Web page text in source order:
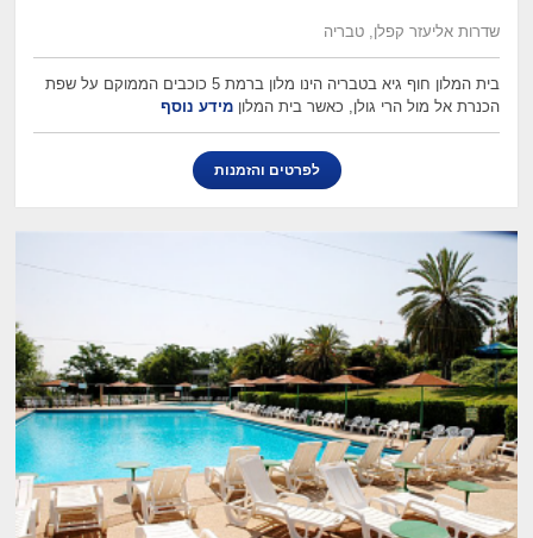
שדרות אליעזר קפלן, טבריה
בית המלון חוף גיא בטבריה הינו מלון ברמת 5 כוכבים הממוקם על שפת
הכנרת אל מול הרי גולן, כאשר בית המלוןמידע נוסף
לפרטים והזמנות